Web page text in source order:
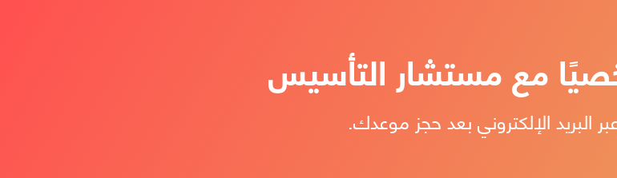
مع مستشار التأسيس
البريد الإلكتروني بعد حجز موعدك.